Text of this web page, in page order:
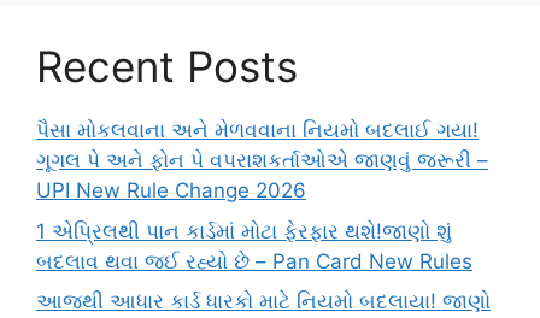
Recent Posts
પૈસા મોકલવાના અને મેળવવાના નિયમો બદલાઈ ગયા!
ગૂગલ પે અને ફોન પે વપરાશકર્તાઓએ જાણવું જરૂરી –
UPI New Rule Change 2026
1 એપ્રિલથી પાન કાર્ડમાં મોટા ફેરફાર થશે!જાણો શું
બદલાવ થવા જઈ રહ્યો છે – Pan Card New Rules
આજથી આધાર કાર્ડ ધારકો માટે નિયમો બદલાયા! જાણો